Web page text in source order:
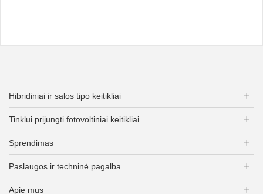
Hibridiniai ir salos tipo keitikliai
Tinklui prijungti fotovoltiniai keitikliai
Sprendimas
Paslaugos ir techninė pagalba
Apie mus